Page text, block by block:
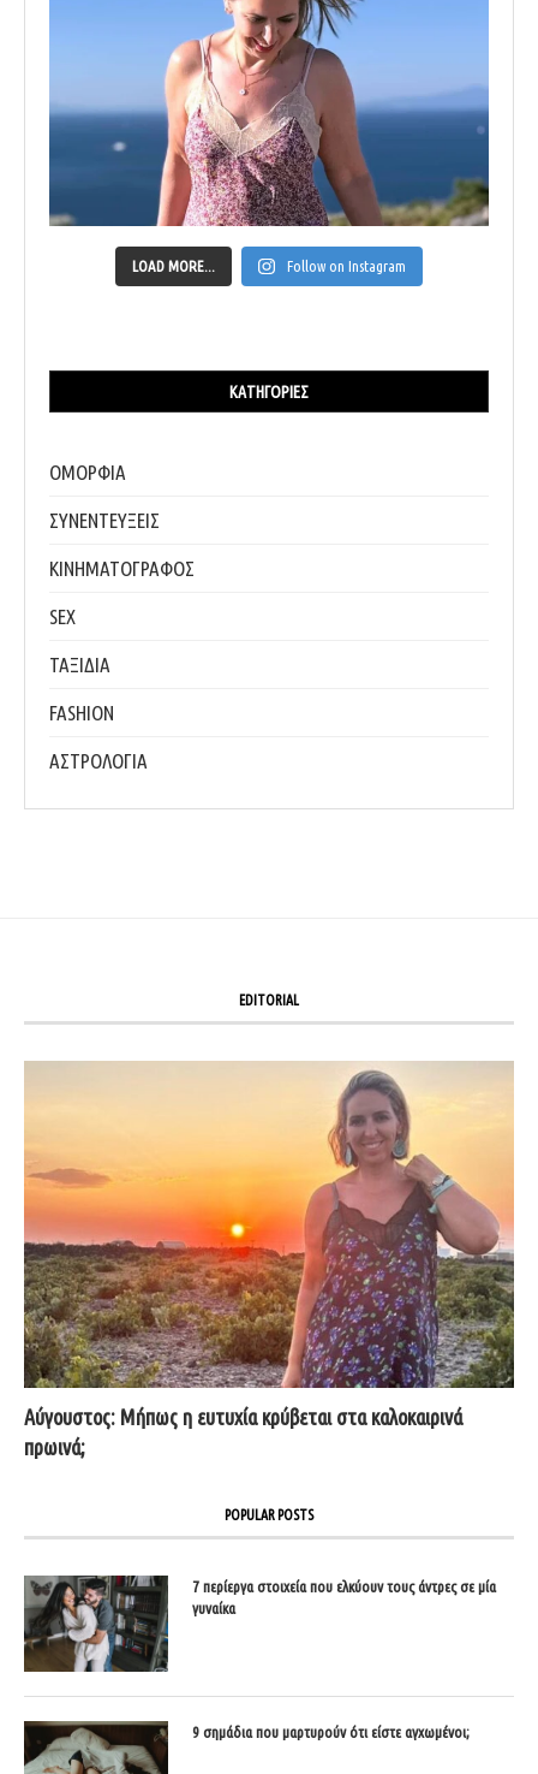
LOAD MORE... Follow on Instagram
ΚΑΤΗΓΟΡΊΕΣ
ΟΜΟΡΦΙΑ
ΣΥΝΕΝΤΕΥΞΕΙΣ
ΚΙΝΗΜΑΤΟΓΡΑΦΟΣ
SEX
ΤΑΞΙΔΙΑ
FASHION
ΑΣΤΡΟΛΟΓΙΑ
EDITORIAL
Αύγουστος: Μήπως η ευτυχία κρύβεται στα καλοκαιρινά
πρωινά;
POPULAR POSTS
7 περίεργα στοιχεία που ελκύουν τους άντρες σε μία
γυναίκα
9 σημάδια που μαρτυρούν ότι είστε αγχωμένοι;